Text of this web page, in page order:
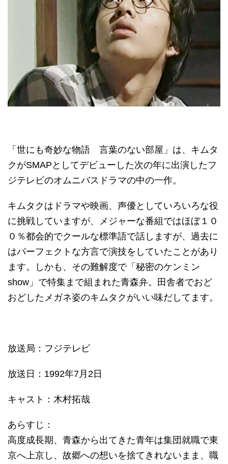
「世にも奇妙な物語 言葉のない部屋」は、キムタ
クがSMAPとしてデビューした次の年に出演したフ
ジテレビのオムニバスドラマの中の一作。
キムタクはドラマや映画、声優としていろいろな役
に挑戦していますが、メジャーな番組ではほぼ１０
０％都会的でクールな標準語で話しますが、過去に
はパーフェクトな方言で演技をしていたことがあり
ます。しかも、その難解度で「秘密のケンミン
show」で特集まで組まれた青森弁。田舎者でおど
おどしたメガネ姿のキムタクがいい味だしてます。
放送局：フジテレビ
放送日：1992年7月2日
キャスト：木村拓哉
あらすじ：
高度成長期、青森から出てきた青年は集団就職で東
京へ上京し、故郷への想いを捨てきれないまま、職